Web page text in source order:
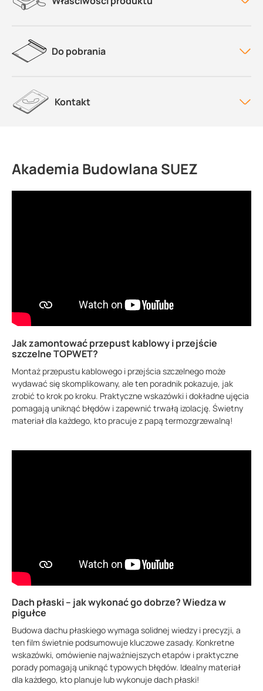
Do pobrania
Kontakt
Akademia Budowlana SUEZ
Jak zamontować przepust kablowy i przejście
szczelne TOPWET?
Montaż przepustu kablowego i przejścia szczelnego może
wydawać się skomplikowany, ale ten poradnik pokazuje, jak
zrobić to krok po kroku. Praktyczne wskazówki i dokładne ujęcia
pomagają uniknąć błędów i zapewnić trwałą izolację. Świetny
materiał dla każdego, kto pracuje z papą termozgrzewalną!
Dach płaski – jak wykonać go dobrze? Wiedza w
pigułce
Budowa dachu płaskiego wymaga solidnej wiedzy i precyzji, a
ten film świetnie podsumowuje kluczowe zasady. Konkretne
wskazówki, omówienie najważniejszych etapów i praktyczne
porady pomagają uniknąć typowych błędów. Idealny materiał
dla każdego, kto planuje lub wykonuje dach płaski!